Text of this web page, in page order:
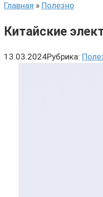
Главная » Полезно
Китайские
13.03.2024Рубрика: